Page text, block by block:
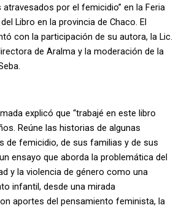
atravesados por el femicidio” en la Feria
Libro en la provincia de Chaco. El
con la participación de su autora, la Lic.
de Aralma y la moderación de la
explicó que “trabajé en este libro
Reúne las historias de algunas
de femicidio, de sus familias y de sus
ensayo que aborda la problemática del
y la violencia de género como una
infantil, desde una mirada
aportes del pensamiento feminista, la